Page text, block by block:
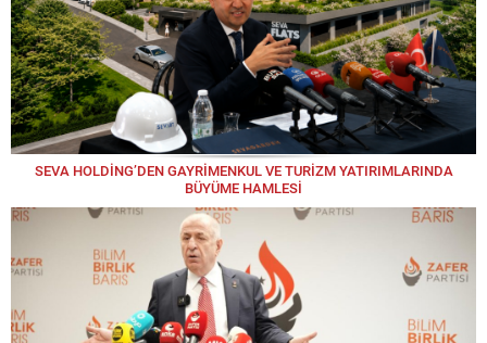
SEVA HOLDİNG’DEN GAYRİMENKUL VE TURİZM YATIRIMLARINDA
BÜYÜME HAMLESİ